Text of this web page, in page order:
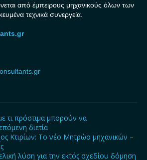
από έμπειρους μηχανικούς όλων των
τεχνικά συνεργεία.
τι πρόστιμα μπορούν να
διετία
Κτιρίων: Το νέο Μητρώο μηχανικών –
λύση για την εκτός σχεδίου δόμηση